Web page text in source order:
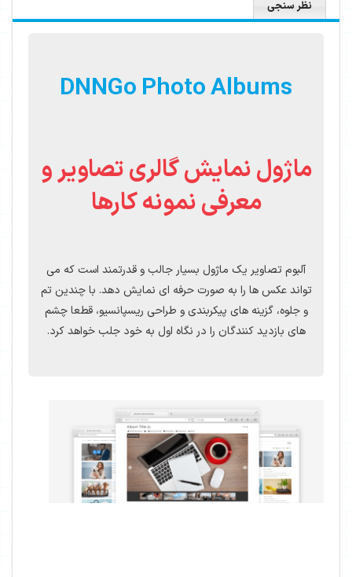
نظر سنجی
DNNGo Photo Albums
ماژول نمایش گالری تصاویر و
معرفی نمونه کارها
آلبوم تصاویر یک ماژول بسیار جالب و قدرتمند است که می
تواند عکس ها را به صورت حرفه ای نمایش دهد. با چندین تم
و جلوه، گزینه های پیکربندی و طراحی ریسپانسیو، قطعا چشم
های بازدید کنندگان را در نگاه اول به خود جلب خواهد کرد.